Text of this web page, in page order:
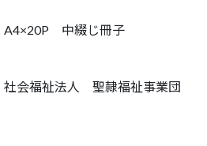
A4×20P 中綴じ冊子
社会福祉法人 聖隷福祉事業団